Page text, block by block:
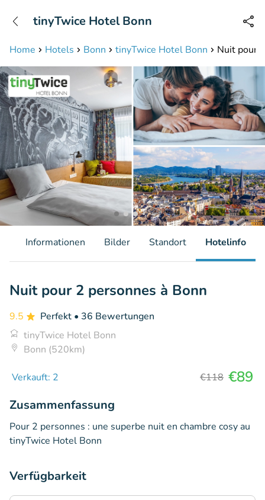
Erreichbar bis 23:00 Uhr (max 0,09€/Min)
Home Hotels Bonn tinyTwice Hotel Bonn Nuit pour
tinyTwice Hotel Bonn
Informationen Bilder Standort Hotelinfo
Nuit pour 2 personnes à Bonn
9.5 Perfekt • 36 Bewertungen
tinyTwice Hotel Bonn
Bonn (520km)
Verkauft: 2 €118 €89
Zusammenfassung
Pour 2 personnes : une superbe nuit en chambre cosy au
tinyTwice Hotel Bonn
Verfügbarkeit